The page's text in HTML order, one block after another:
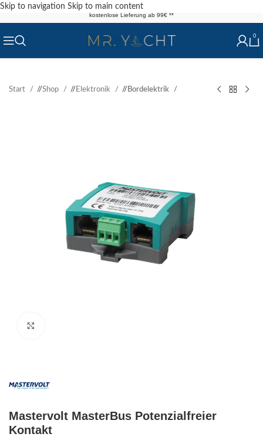
Skip to navigation Skip to main content
kostenlose Lieferung ab 99€ **
0
Start / Shop / Elektronik / Bordelektrik
Mastervolt MasterBus Potenzialfreier
Kontakt